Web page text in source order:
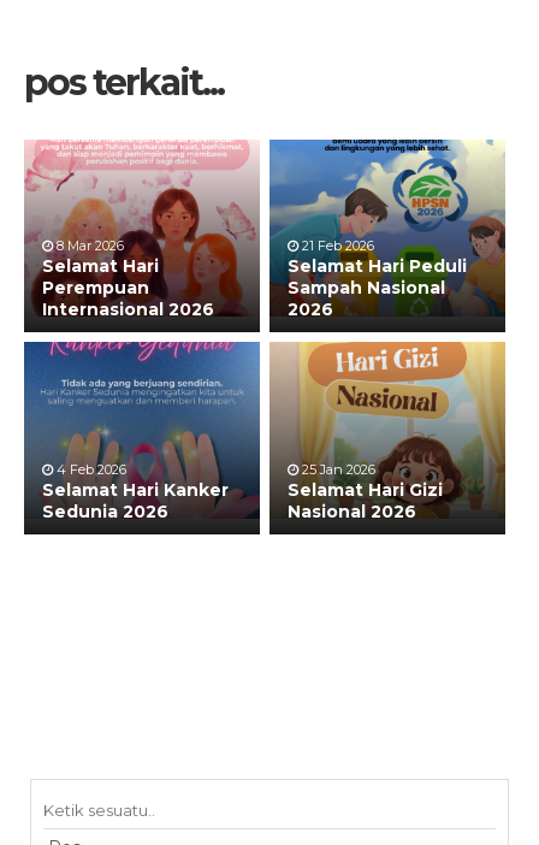
pos terkait...
8 Mar 2026
Selamat Hari
Perempuan
Internasional 2026
21 Feb 2026
Selamat Hari Peduli
Sampah Nasional
2026
4 Feb 2026
Selamat Hari Kanker
Sedunia 2026
25 Jan 2026
Selamat Hari Gizi
Nasional 2026